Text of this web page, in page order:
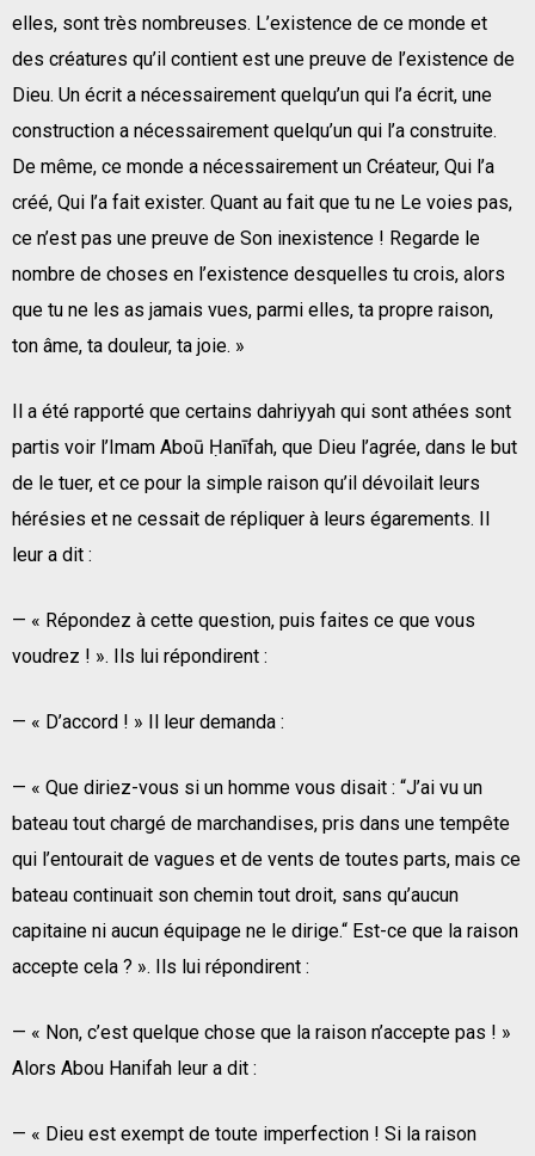
elles, sont très nombreuses. L’existence de ce monde et
des créatures qu’il contient est une preuve de l’existence de
Dieu. Un écrit a nécessairement quelqu’un qui l’a écrit, une
construction a nécessairement quelqu’un qui l’a construite.
De même, ce monde a nécessairement un Créateur, Qui l’a
créé, Qui l’a fait exister. Quant au fait que tu ne Le voies pas,
ce n’est pas une preuve de Son inexistence ! Regarde le
nombre de choses en l’existence desquelles tu crois, alors
que tu ne les as jamais vues, parmi elles, ta propre raison,
ton âme, ta douleur, ta joie. »
Il a été rapporté que certains dahriyyah qui sont athées sont
partis voir l’Imam Aboū Ḥanīfah, que Dieu l’agrée, dans le but
de le tuer, et ce pour la simple raison qu’il dévoilait leurs
hérésies et ne cessait de répliquer à leurs égarements. Il
leur a dit :
— « Répondez à cette question, puis faites ce que vous
voudrez ! ». Ils lui répondirent :
— « D’accord ! » Il leur demanda :
— « Que diriez-vous si un homme vous disait : “J’ai vu un
bateau tout chargé de marchandises, pris dans une tempête
qui l’entourait de vagues et de vents de toutes parts, mais ce
bateau continuait son chemin tout droit, sans qu’aucun
capitaine ni aucun équipage ne le dirige.“ Est-ce que la raison
accepte cela ? ». Ils lui répondirent :
— « Non, c’est quelque chose que la raison n’accepte pas ! »
Alors Abou Hanifah leur a dit :
— « Dieu est exempt de toute imperfection ! Si la raison